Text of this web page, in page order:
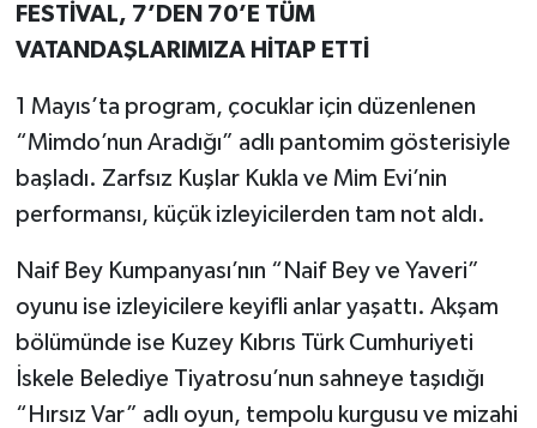
FESTİVAL, 7’DEN 70’E TÜM
VATANDAŞLARIMIZA HİTAP ETTİ
1 Mayıs’ta program, çocuklar için düzenlenen
“Mimdo’nun Aradığı” adlı pantomim gösterisiyle
başladı. Zarfsız Kuşlar Kukla ve Mim Evi’nin
performansı, küçük izleyicilerden tam not aldı.
Naif Bey Kumpanyası’nın “Naif Bey ve Yaveri”
oyunu ise izleyicilere keyifli anlar yaşattı. Akşam
bölümünde ise Kuzey Kıbrıs Türk Cumhuriyeti
İskele Belediye Tiyatrosu’nun sahneye taşıdığı
“Hırsız Var” adlı oyun, tempolu kurgusu ve mizahi